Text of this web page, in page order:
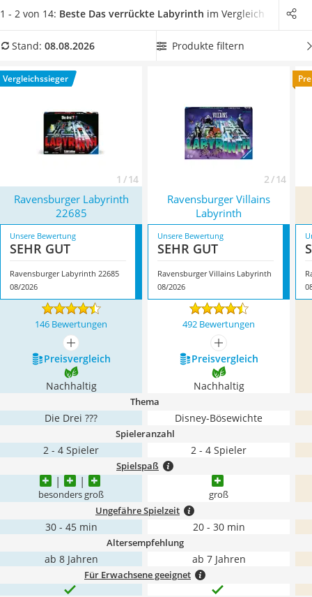
Vibrationsplatte
Sicherheitsweste Reiten
Service
Junior-Version von "Das verrückte Labyrinth". Wählen Sie jetzt
verrückte Labyrinth", welche auch für Erwachsene geeignet
Überzeugt hat uns hier im August 2026 besonders das
ModellRavensburger Labyrinth 22685
1 - 2 von 14: Beste Das verrückte Labyrinth im Vergleich
Stand: 08.08.2026 Produkte filtern
Vergleichssieger
1 / 14 2 / 14
Ravensburger Labyrinth
22685
Ravensburger Villains
Labyrinth
Unsere Bewertung
SEHR GUT
Ravensburger Labyrinth 22685
08/2026
Unsere Bewertung
SEHR GUT
Ravensburger Villains Labyrinth
08/2026
146 Bewertungen 492 Bewertungen
mehr anzeigen
mehr anzeigen
Preis­vergleich
Preis­vergleich
Nachhaltig Nachhaltig
Thema
Die Drei ??? Disney-Bösewichte
Spieleranzahl
2 - 4 Spieler 2 - 4 Spieler
Spielspaß
besonders groß groß
Ungefähre Spielzeit
30 - 45 min 20 - 30 min
Altersempfehlung
ab 8 Jahren ab 7 Jahren
Für Erwachsene geeignet